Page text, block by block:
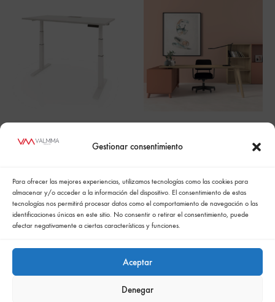
Gestionar consentimiento
Para ofrecer las mejores experiencias, utilizamos tecnologías como las cookies para
almacenar y/o acceder a la información del dispositivo. El consentimiento de estas
tecnologías nos permitirá procesar datos como el comportamiento de navegación o las
identificaciones únicas en este sitio. No consentir o retirar el consentimiento, puede
afectar negativamente a ciertas características y funciones.
Aceptar
Denegar
Politica de confidencialidad